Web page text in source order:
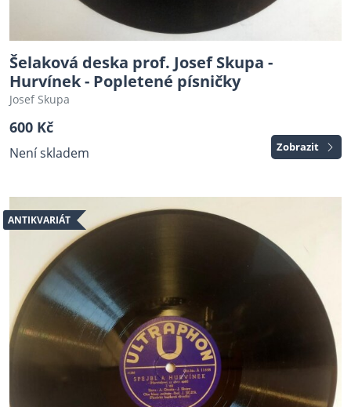
Šelaková deska prof. Josef Skupa -
Hurvínek - Popletené písničky
Josef Skupa
600 Kč
Není skladem Zobrazit
ANTIKVARIÁT